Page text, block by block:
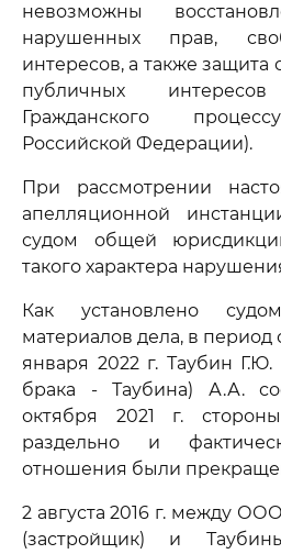
невозможны
нарушенных прав,
интересов, а также защита
публичных
Гражданского
Российской Федерации).
При рассмотрении
апелляционной
судом общей
такого характера
Как установлено
материалов дела, в период
января 2022 г. Таубин
брака - Таубина) А.А.
октября 2021 г.
раздельно и
отношения были
2 августа 2016 г. между
(застройщик) и